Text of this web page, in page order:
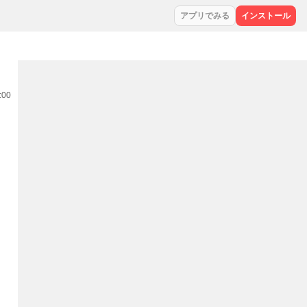
アプリでみる インストール